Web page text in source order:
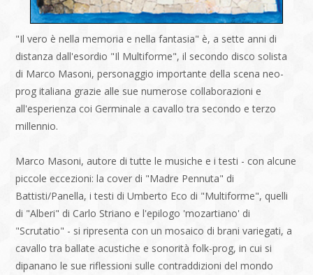
"Il vero è nella memoria e nella fantasia" è, a sette anni di
distanza dall'esordio "Il Multiforme", il secondo disco solista
di Marco Masoni, personaggio importante della scena neo-
prog italiana grazie alle sue numerose collaborazioni e
all'esperienza coi Germinale a cavallo tra secondo e terzo
millennio.
Marco Masoni, autore di tutte le musiche e i testi - con alcune
piccole eccezioni: la cover di "Madre Pennuta" di
Battisti/Panella, i testi di Umberto Eco di "Multiforme", quelli
di "Alberi" di Carlo Striano e l'epilogo 'mozartiano' di
"Scrutatio" - si ripresenta con un mosaico di brani variegati, a
cavallo tra ballate acustiche e sonorità folk-prog, in cui si
dipanano le sue riflessioni sulle contraddizioni del mondo